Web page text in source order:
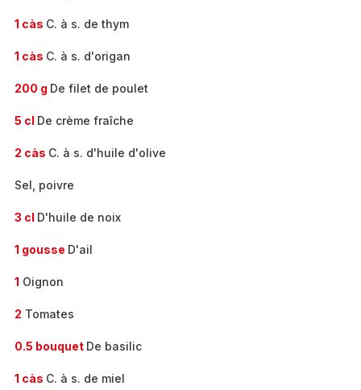
1 càs C. à s. de thym
1 càs C. à s. d'origan
200 g De filet de poulet
5 cl De crème fraîche
2 càs C. à s. d'huile d'olive
Sel, poivre
3 cl D'huile de noix
1 gousse D'ail
1 Oignon
2 Tomates
0.5 bouquet De basilic
1 càs C. à s. de miel